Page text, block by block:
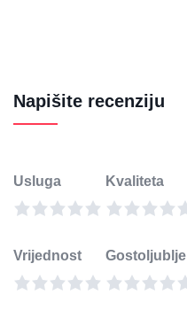
Napišite recenziju
Usluga Kvaliteta
Vrijednost Gostoljublje